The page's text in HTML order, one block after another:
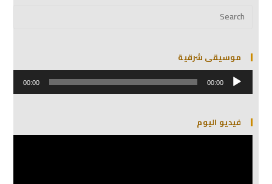
موسيقى شرقية
مشغل
الصوت 00:00
00:00
فيديو اليوم
مشغل